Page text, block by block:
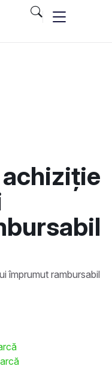
împrumut rambursabil